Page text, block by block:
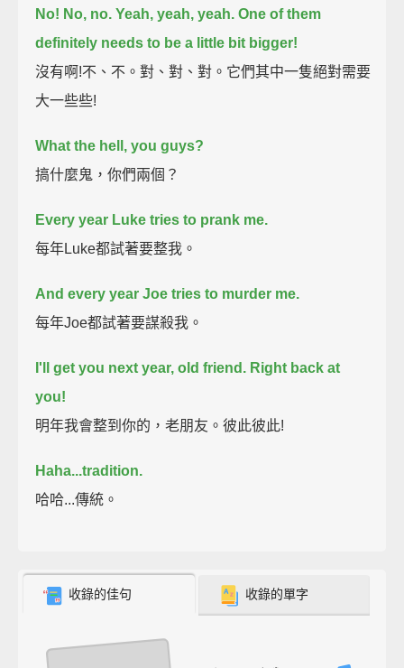
No! No, no. Yeah, yeah, yeah. One of them
definitely needs to be a little bit bigger!
沒有啊!不、不。對、對、對。它們其中一隻絕對需要
大一些些!
What the hell, you guys?
搞什麼鬼，你們兩個？
Every year Luke tries to prank me.
每年Luke都試著要整我。
And every year Joe tries to murder me.
每年Joe都試著要謀殺我。
I'll get you next year, old friend. Right back at
you!
明年我會整到你的，老朋友。彼此彼此!
Haha...tradition.
哈哈...傳統。
收錄的佳句 收錄的單字